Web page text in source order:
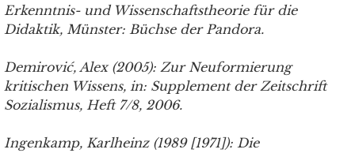
Erkenntnis- und Wissenschaftstheorie für die
Didaktik, Münster: Büchse der Pandora.
Demirović, Alex (2005): Zur Neuformierung
kritischen Wissens, in: Supplement der Zeitschrift
Sozialismus, Heft 7/8, 2006.
Ingenkamp, Karlheinz (1989 [1971]): Die